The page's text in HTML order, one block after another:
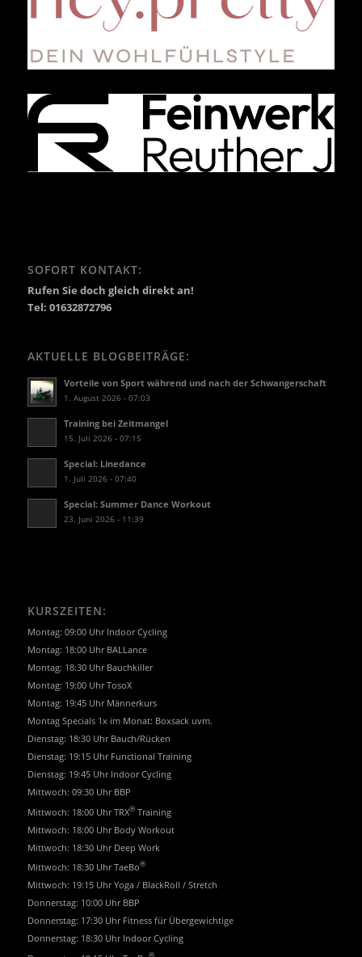
SOFORT KONTAKT:
Rufen Sie doch gleich direkt an!
Tel: 01632872796
AKTUELLE BLOGBEITRÄGE:
Vorteile von Sport während und nach der Schwangerschaft
1. August 2026 - 07:03
Training bei Zeitmangel
15. Juli 2026 - 07:15
Special: Linedance
1. Juli 2026 - 07:40
Special: Summer Dance Workout
23. Juni 2026 - 11:39
KURSZEITEN:
Montag: 09:00 Uhr Indoor Cycling
Montag: 18:00 Uhr BALLance
Montag: 18:30 Uhr Bauchkiller
Montag: 19:00 Uhr TosoX
Montag: 19:45 Uhr Männerkurs
Montag Specials 1x im Monat: Boxsack uvm.
Dienstag: 18:30 Uhr Bauch/Rücken
Dienstag: 19:15 Uhr Functional Training
Dienstag: 19:45 Uhr Indoor Cycling
Mittwoch: 09:30 Uhr BBP
Mittwoch: 18:00 Uhr TRX®Training
Mittwoch: 18:00 Uhr Body Workout
Mittwoch: 18:30 Uhr Deep Work
Mittwoch: 18:30 Uhr TaeBo®
Mittwoch: 19:15 Uhr Yoga / BlackRoll / Stretch
Donnerstag: 10:00 Uhr BBP
Donnerstag: 17:30 Uhr Fitness für Übergewichtige
Donnerstag: 18:30 Uhr Indoor Cycling